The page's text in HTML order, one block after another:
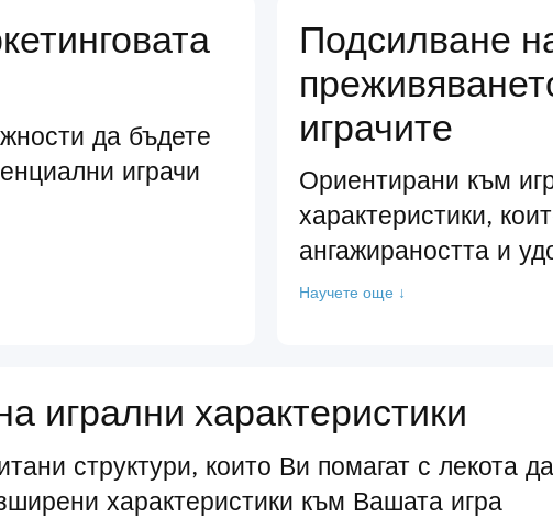
да бъдете
играчи
Подсилване
играчите
Ориентирани към
характеристики,
ангажираността и
Научете още ↓
игрални характеристики
структури, които Ви помагат с лекота
характеристики към Вашата игра